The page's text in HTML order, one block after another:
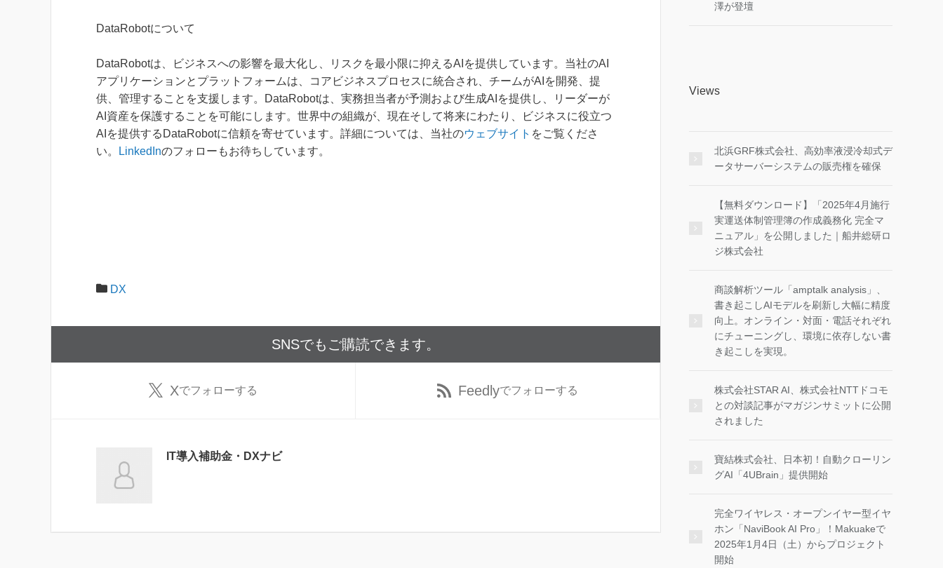
DataRobotについて
DataRobotは、ビジネスへの影響を最大化し、リスクを最小限に抑えるAIを提供しています。当社のAI
アプリケーションとプラットフォームは、コアビジネスプロセスに統合され、チームがAIを開発、提
供、管理することを支援します。DataRobotは、実務担当者が予測および生成AIを提供し、リーダーが
AI資産を保護することを可能にします。世界中の組織が、現在そして将来にわたり、ビジネスに役立つ
AIを提供するDataRobotに信頼を寄せています。詳細については、当社のウェブサイト をご覧くださ
い。
LinkedInのフォローもお待ちしています。
DX
SNSでもご購読できます。
Xでフォローする Feedlyでフォローする
IT導入補助金・DXナビ
澤が登壇
Views
北浜GRF株式会社、高効率液浸冷却式デ
ータサーバーシステムの販売権を確保
【無料ダウンロード】「2025年4月施行
実運送体制管理簿の作成義務化 完全マ
ニュアル」を公開しました｜船井総研ロ
ジ株式会社
商談解析ツール「amptalk analysis」、
書き起こしAIモデルを刷新し大幅に精度
向上。オンライン・対面・電話それぞれ
にチューニングし、環境に依存しない書
き起こしを実現。
株式会社STAR AI、株式会社NTTドコモ
との対談記事がマガジンサミットに公開
されました
寶結株式会社、日本初！自動クローリン
グAI「4UBrain」提供開始
完全ワイヤレス・オープンイヤー型イヤ
ホン「NaviBook AI Pro」！Makuakeで
2025年1月4日（土）からプロジェクト
開始